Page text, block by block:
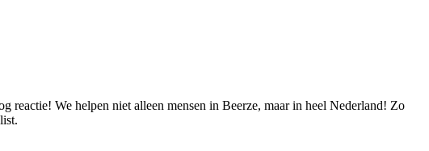
We helpen niet alleen mensen in Beerze, maar in heel Nederland! Zo